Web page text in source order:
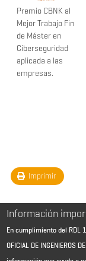
Premio CBNK al
Mejor Trabajo Fin
de Máster en
Ciberseguridad
aplicada a las
empresas.
Imprimir
Información
En cumplimiento del RDL
OFICIAL DE INGENIEROS